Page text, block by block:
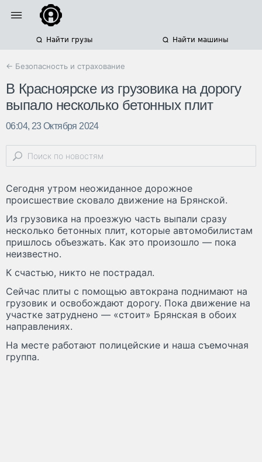
Найти грузы Найти машины
← Безопасность и страхование
В Красноярске из грузовика на дорогу
выпало несколько бетонных плит
06:04, 23 Октября 2024
Сегодня утром неожиданное дорожное
происшествие сковало движение на Брянской.
Из грузовика на проезжую часть выпали сразу
несколько бетонных плит, которые автомобилистам
пришлось объезжать. Как это произошло — пока
неизвестно.
К счастью, никто не пострадал.
Сейчас плиты с помощью автокрана поднимают на
грузовик и освобождают дорогу. Пока движение на
участке затруднено — «стоит» Брянская в обоих
направлениях.
На месте работают полицейские и наша съемочная
группа.